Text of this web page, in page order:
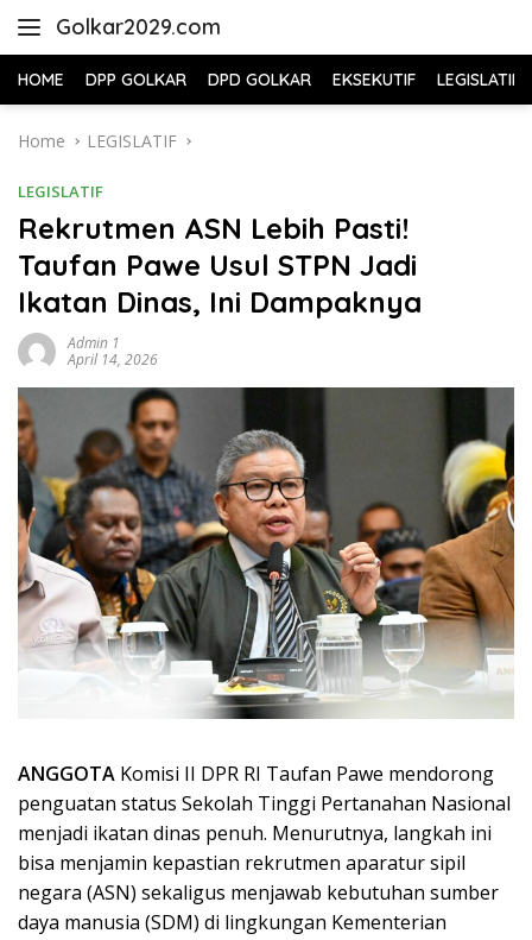
Golkar2029.com
HOME DPP GOLKAR DPD GOLKAR EKSEKUTIF LEGISLATIF
Home LEGISLATIF
LEGISLATIF
Rekrutmen ASN Lebih Pasti!
Taufan Pawe Usul STPN Jadi
Ikatan Dinas, Ini Dampaknya
Admin 1
April 14, 2026
ANGGOTA Komisi II DPR RI Taufan Pawe mendorong
penguatan status Sekolah Tinggi Pertanahan Nasional
menjadi ikatan dinas penuh. Menurutnya, langkah ini
bisa menjamin kepastian rekrutmen aparatur sipil
negara (ASN) sekaligus menjawab kebutuhan sumber
daya manusia (SDM) di lingkungan Kementerian